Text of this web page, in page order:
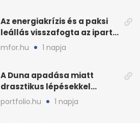
Az energiakrízis és a paksi
leállás visszafogta az ipart,
nyáron kisebb a kár
mfor.hu 1 napja
A Duna apadása miatt
drasztikus lépésekkel
védenék a cernavodăi
atomerőművet
portfolio.hu 1 napja